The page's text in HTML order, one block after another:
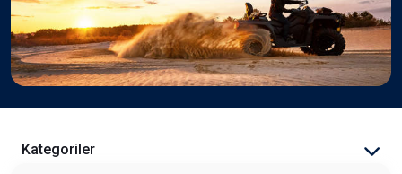
Kategoriler